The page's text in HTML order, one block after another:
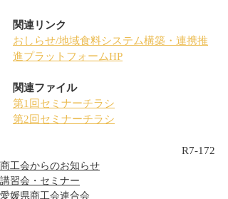
関連リンク
おしらせ/地域食料システム構築・連携推
進プラットフォームHP
関連ファイル
第1回セミナーチラシ
第2回セミナーチラシ
R7-172
商工会からのお知らせ
講習会・セミナー
愛媛県商工会連合会